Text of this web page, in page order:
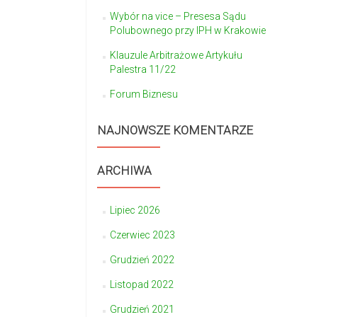
Wybór na vice – Presesa Sądu
Polubownego przy IPH w Krakowie
Klauzule Arbitrażowe Artykułu
Palestra 11/22
Forum Biznesu
NAJNOWSZE KOMENTARZE
ARCHIWA
Lipiec 2026
Czerwiec 2023
Grudzień 2022
Listopad 2022
Grudzień 2021